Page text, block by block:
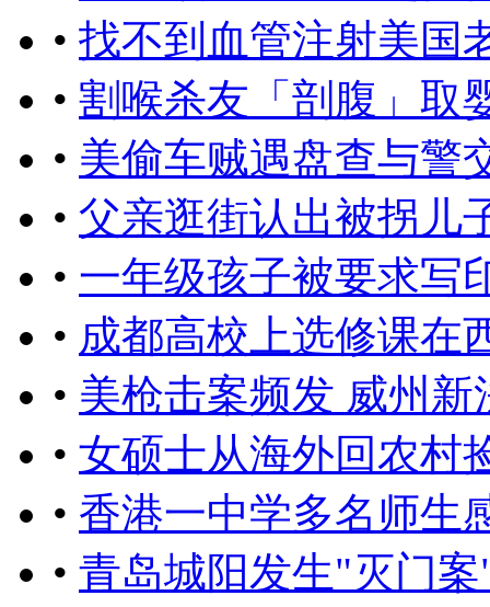
• 找不到血管注射美国
• 割喉杀友「剖腹」取
• 美偷车贼遇盘查与警
• 父亲逛街认出被拐儿
• 一年级孩子被要求写
• 成都高校上选修课在
• 美枪击案频发 威州
• 女硕士从海外回农村
• 香港一中学多名师生
• 青岛城阳发生"灭门